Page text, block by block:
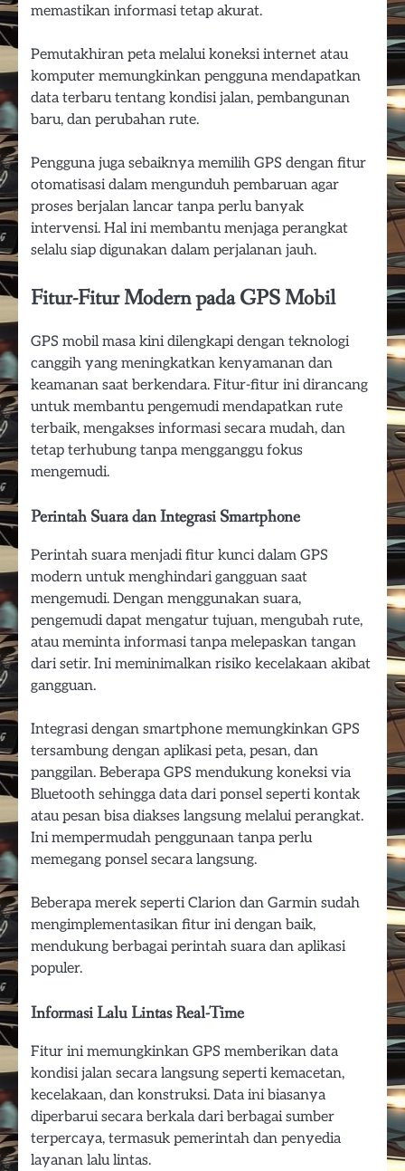
memastikan informasi tetap akurat.
Pemutakhiran peta melalui koneksi internet atau
komputer memungkinkan pengguna mendapatkan
data terbaru tentang kondisi jalan, pembangunan
baru, dan perubahan rute.
Pengguna juga sebaiknya memilih GPS dengan fitur
otomatisasi dalam mengunduh pembaruan agar
proses berjalan lancar tanpa perlu banyak
intervensi. Hal ini membantu menjaga perangkat
selalu siap digunakan dalam perjalanan jauh.
Fitur-Fitur Modern pada GPS Mobil
GPS mobil masa kini dilengkapi dengan teknologi
canggih yang meningkatkan kenyamanan dan
keamanan saat berkendara. Fitur-fitur ini dirancang
untuk membantu pengemudi mendapatkan rute
terbaik, mengakses informasi secara mudah, dan
tetap terhubung tanpa mengganggu fokus
mengemudi.
Perintah Suara dan Integrasi Smartphone
Perintah suara menjadi fitur kunci dalam GPS
modern untuk menghindari gangguan saat
mengemudi. Dengan menggunakan suara,
pengemudi dapat mengatur tujuan, mengubah rute,
atau meminta informasi tanpa melepaskan tangan
dari setir. Ini meminimalkan risiko kecelakaan akibat
gangguan.
Integrasi dengan smartphone memungkinkan GPS
tersambung dengan aplikasi peta, pesan, dan
panggilan. Beberapa GPS mendukung koneksi via
Bluetooth sehingga data dari ponsel seperti kontak
atau pesan bisa diakses langsung melalui perangkat.
Ini mempermudah penggunaan tanpa perlu
memegang ponsel secara langsung.
Beberapa merek seperti Clarion dan Garmin sudah
mengimplementasikan fitur ini dengan baik,
mendukung berbagai perintah suara dan aplikasi
populer.
Informasi Lalu Lintas Real-Time
Fitur ini memungkinkan GPS memberikan data
kondisi jalan secara langsung seperti kemacetan,
kecelakaan, dan konstruksi. Data ini biasanya
diperbarui secara berkala dari berbagai sumber
terpercaya, termasuk pemerintah dan penyedia
layanan lalu lintas.